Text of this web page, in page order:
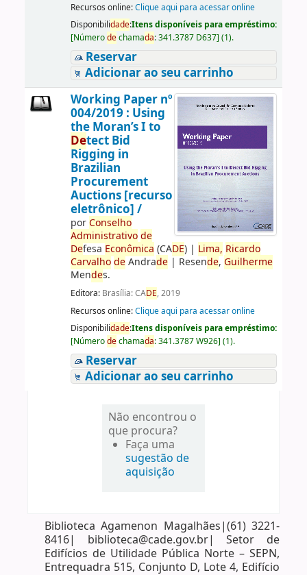
Recursos online:Clique aqui para acessar online
Disponibilidade:Itens disponíveis para empréstimo:
[Númerodechamada:341.3787 D637] (1).
Reservar
Adicionar ao seu carrinho
Working Paper nº
004/2019 : Using
the Moran’s I to
Detect Bid
Rigging in
Brazilian
Procurement
Auctions [recurso
eletrônico] /
porConselho
Administrativo de
Defesa Econômica (CADE)| Lima, Ricardo
Carvalho deAndrade| Resende, Guilherme
Mendes.
Editora: Brasília: CADE, 2019
Recursos online:Clique aqui para acessar online
Disponibilidade:Itens disponíveis para empréstimo:
[Númerodechamada:341.3787 W926] (1).
Reservar
Adicionar ao seu carrinho
Não encontrou o
que procura?
Faça uma
sugestão de
aquisição
Biblioteca Agamenon Magalhães|(61) 3221-
8416| biblioteca@cade.gov.br| Setor de
Edifícios de Utilidade Pública Norte – SEPN,
Entrequadra 515, Conjunto D, Lote 4, Edifício